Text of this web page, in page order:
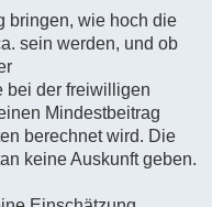
bringen, wie hoch die
sein werden, und ob
bei der freiwilligen
Mindestbeitrag
berechnet wird. Die
keine Auskunft geben.